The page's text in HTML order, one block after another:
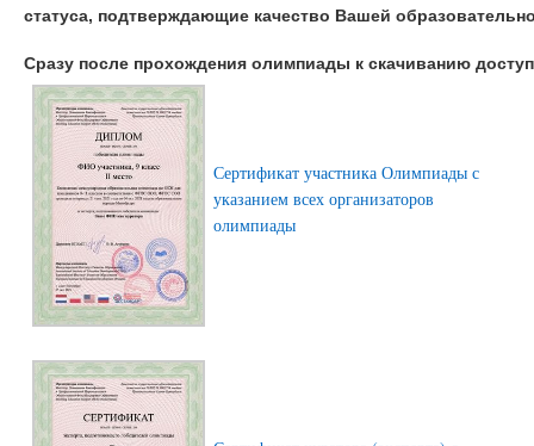
статуса, подтверждающие качество Вашей
Сразу после прохождения олимпиады к скачиванию
Сертификат участника Олимпиады с
указанием всех организаторов
олимпиады